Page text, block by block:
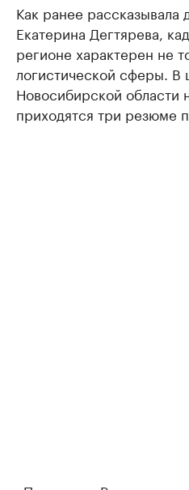
Как ранее
Екатерина Дегтярева,
регионе характерен не
логистической сферы. В
Новосибирской области
приходятся три резюме